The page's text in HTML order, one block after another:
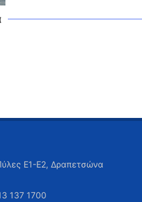
Ε1-Ε2, Δραπετσώνα
137 1700